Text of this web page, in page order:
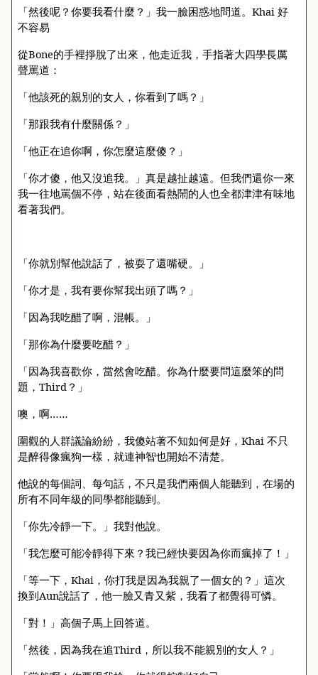
「然後呢？你要我看什麼？」我一臉困惑地問道。 Khai 好
不容易
從Bone的手裡掙脫了出來，他走近我，手指著大四學長厲
聲罵道：
「他該死的親別的女人，你看到了嗎？」
「那跟我有什麼關係？」
「他正在追你啊，你怎麼這麼傻？」
「你才傻，他又沒追我。」真是越扯越遠。但我們還你一來
我一往地罵個不停，站在後面看熱鬧的人也全都津津有味地
看著我們。
「你就別幫他說話了，被耍了還嘴硬。」
「你才是，我有要你幫我出頭了嗎？」
「因為我吃醋了啊，混帳。」
「那你為什麼要吃醋？」
「因為我喜歡你，當然會吃醋。你為什麼要問這麼笨的問
題， Third ？」
噢，啊……
圍觀的人群議論紛紛，我傻站著不知如何是好， Khai 不只
是醉得像瘋狗一樣，就連神智也開始不清楚。
他說的每個詞、每句話，不只是我們兩個人能聽到，在場的
所有不同年級的同學都能聽到。
「你先冷靜一下。」我對他說。
「我怎麼可能冷靜得下來？我已經快要因為你而瘋掉了！」
「等一下， Khai ，你打我是因為我親了一個女的？」這次
換到Aun說話了，他一臉又青又紫，我看了都覺得可憐。
「對！」高個子馬上回答道。
「然後，因為我在追Third ，所以我不能親別的女人？」